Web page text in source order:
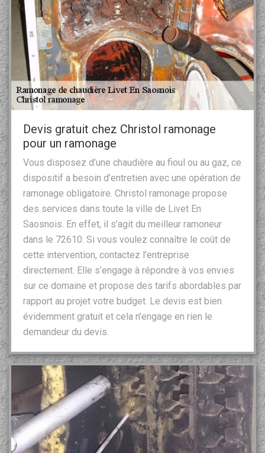
Devis gratuit chez Christol ramonage
pour un ramonage
Vous disposez d’une chaudière au fioul ou au gaz, ce
dispositif a besoin d’entretien avec une opération de
ramonage obligatoire. Christol ramonage propose
des services dans toute la ville de Livet En
Saosnois. En effet, il s’agit du meilleur ramoneur
dans le 72610. Si vous voulez connaître le coût de
cette intervention, contactez l’entreprise
directement. Elle s’engage à répondre à vos envies
sur ce domaine et propose des tarifs abordables par
rapport au projet votre budget. Le devis est bien
évidemment gratuit et cela n’engage en rien le
demandeur du devis.